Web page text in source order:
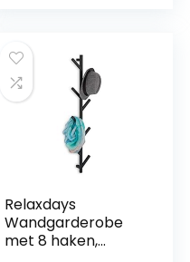
Relaxdays
Wandgarderobe
met 8 haken,